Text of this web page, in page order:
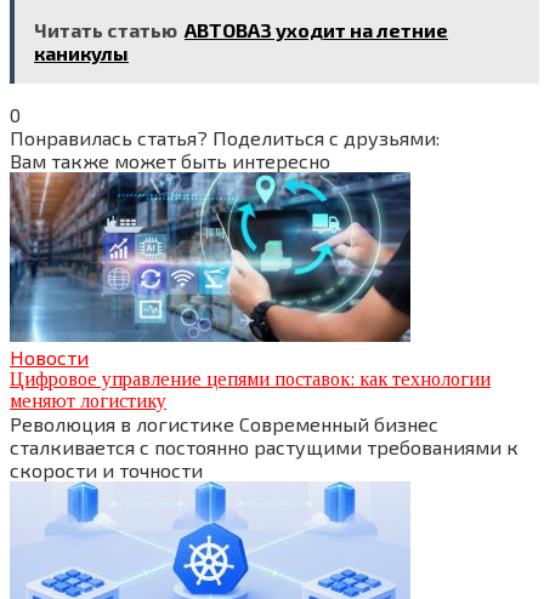
Читать статью АВТОВАЗ уходит на летние
каникулы
0
Понравилась статья? Поделиться с друзьями:
Вам также может быть интересно
Новости
Цифровое управление цепями поставок: как технологии
меняют логистику
Революция в логистике Современный бизнес
сталкивается с постоянно растущими требованиями к
скорости и точности